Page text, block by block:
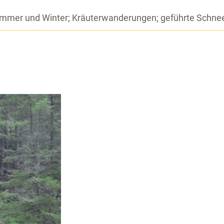
und Winter; Kräuterwanderungen; geführte